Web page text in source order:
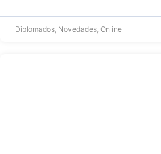
Diplomados, Novedades, Online